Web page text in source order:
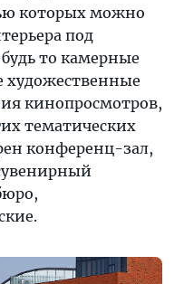
которых можно
под
то камерные
кинопросмотров,
тематических
конференц-зал,